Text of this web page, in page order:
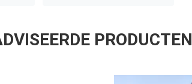
PRODUCTEN